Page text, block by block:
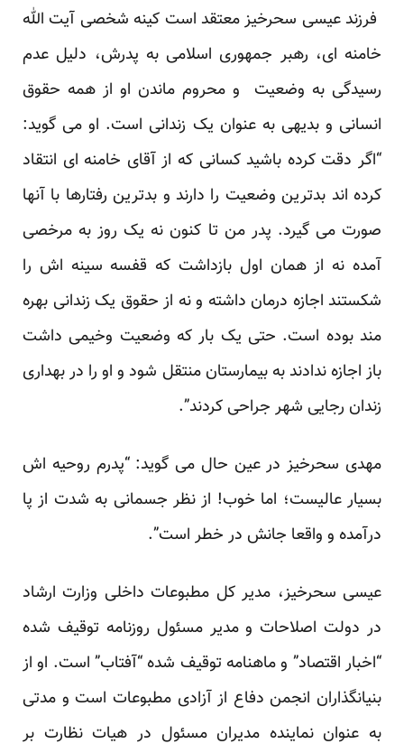
فرزند عیسی سحرخیز معتقد است کینه شخصی آیت الله
خامنه ای، رهبر جمهوری اسلامی به پدرش، دلیل عدم
رسیدگی به وضعیت و محروم ماندن او از همه حقوق
انسانی و بدیهی به عنوان یک زندانی است. او می گوید:
“اگر دقت کرده باشید کسانی که از آقای خامنه ای انتقاد
کرده اند بدترین وضعیت را دارند و بدترین رفتارها با آنها
صورت می گیرد. پدر من تا کنون نه یک روز به مرخصی
آمده نه از همان اول بازداشت که قفسه سینه اش را
شکستند اجازه درمان داشته و نه از حقوق یک زندانی بهره
مند بوده است. حتی یک بار که وضعیت وخیمی داشت
باز اجازه ندادند به بیمارستان منتقل شود و او را در بهداری
زندان رجایی شهر جراحی کردند”.
مهدی سحرخیز در عین حال می گوید: “پدرم روحیه اش
بسیار عالیست؛ اما خوب! از نظر جسمانی به شدت از پا
درآمده و واقعا جانش در خطر است”.
عیسی سحرخیز، مدیر کل مطبوعات داخلی وزارت ارشاد
در دولت اصلاحات و مدیر مسئول روزنامه توقیف شده
“اخبار اقتصاد” و ماهنامه توقیف شده “آفتاب” است. او از
بنیانگذاران انجمن دفاع از آزادی مطبوعات است و مدتی
به عنوان نماینده مدیران مسئول در هیات نظارت بر